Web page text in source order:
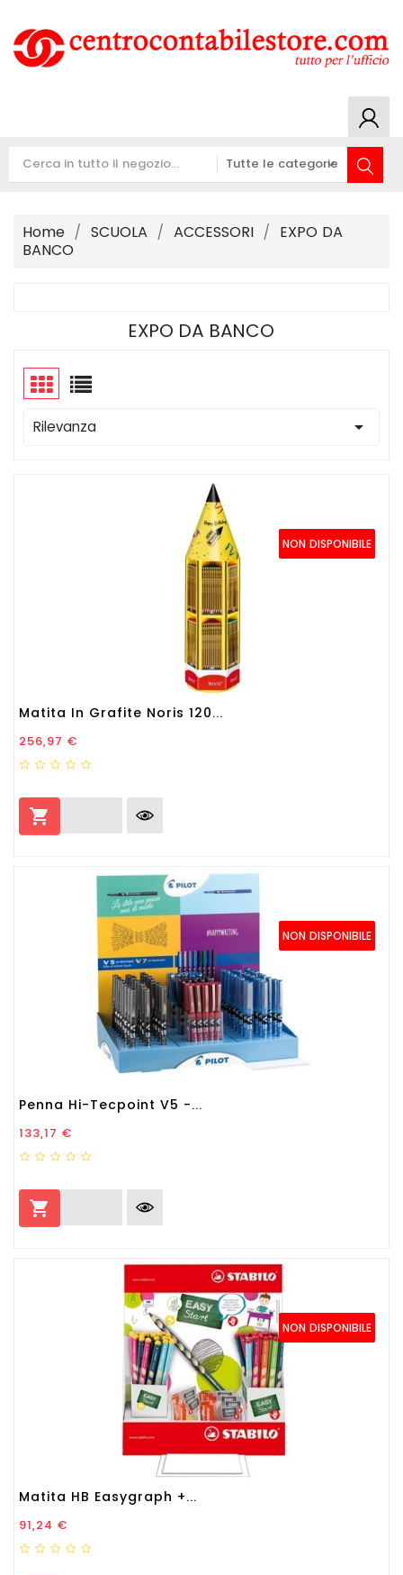
Home SCUOLA ACCESSORI
EXPO DA
BANCO
EXPO DA BANCO
Rilevanza 
NON DISPONIBILE
Matita In Grafite Noris 120...
Prezzo
256,97 €

NON DISPONIBILE
Penna Hi-Tecpoint V5 -...
Prezzo
133,17 €

NON DISPONIBILE
Matita HB Easygraph +...
Prezzo
91,24 €